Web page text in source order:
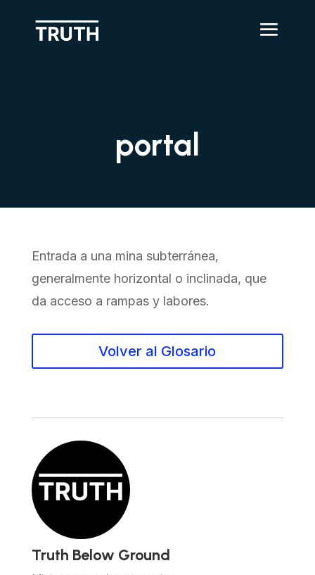
portal
Entrada a una mina subterránea,
generalmente horizontal o inclinada, que
da acceso a rampas y labores.
Volver al Glosario
Truth Below Ground